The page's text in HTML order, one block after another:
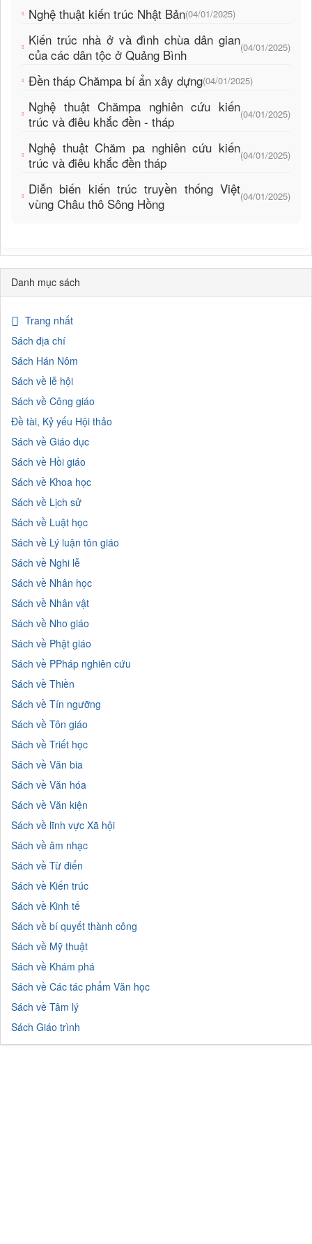
Nghệ thuật kiến trúc Nhật Bản(04/01/2025)
Kiến trúc nhà ở và đình chùa dân gian
của các dân tộc ở Quảng Bình
(04/01/2025)
Đền tháp Chămpa bí ẩn xây dựng(04/01/2025)
Nghệ thuật Chămpa nghiên cứu kiến
trúc và điêu khắc đền - tháp
(04/01/2025)
Nghệ thuật Chăm pa nghiên cứu kiến
trúc và điêu khắc đền tháp
(04/01/2025)
Diễn biến kiến trúc truyền thống Việt
vùng Châu thô Sông Hồng
(04/01/2025)
Danh mục sách
Trang nhất
Sách địa chí
Sách Hán Nôm
Sách về lễ hội
Sách về Công giáo
Đề tài, Kỷ yếu Hội thảo
Sách về Giáo dục
Sách về Hồi giáo
Sách về Khoa học
Sách về Lịch sử
Sách về Luật học
Sách về Lý luận tôn giáo
Sách về Nghi lễ
Sách về Nhân học
Sách về Nhân vật
Sách về Nho giáo
Sách về Phật giáo
Sách về PPháp nghiên cứu
Sách về Thiền
Sách về Tín ngưỡng
Sách về Tôn giáo
Sách về Triết học
Sách về Văn bia
Sách về Văn hóa
Sách về Văn kiện
Sách về lĩnh vực Xã hội
Sách về âm nhạc
Sách về Từ điển
Sách về Kiến trúc
Sách về Kinh tế
Sách về bí quyết thành công
Sách về Mỹ thuật
Sách về Khám phá
Sách về Các tác phẩm Văn học
Sách về Tâm lý
Sách Giáo trình